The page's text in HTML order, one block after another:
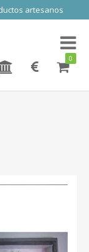
artesanos
Toggle
0